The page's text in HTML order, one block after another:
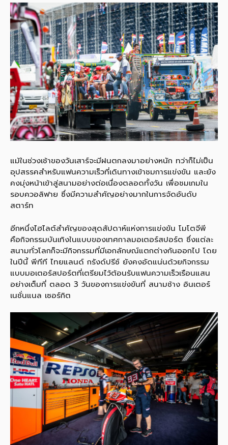
แม้ในช่วงเช้าของวันเสาร์จะมีฝนตกลงมาอย่างหนัก ทว่าก็ไม่เป็น
อุปสรรคสำหรับแฟนความเร็วที่เดินทางเข้าชมการแข่งขัน และยัง
คงมุ่งหน้าเข้าสู่สนามอย่างต่อเนื่องตลอดทั้งวัน เพื่อชมเกมใน
รอบควอลิฟาย ซึ่งมีความสำคัญอย่างมากในการจัดอันดับ
สตาร์ท
อีกหนึ่งไฮไลต์สำคัญของสุดสัปดาห์แห่งการแข่งขัน โมโตจีพี
คือกิจกรรมบันเทิงในแบบของเทศกาลมอเตอร์สปอร์ต ซึ่งแต่ละ
สนามทั่วโลกก็จะมีกิจกรรมที่มีเอกลักษณ์แตกต่างกันออกไป โดย
ในปีนี้ พีทีที ไทยแลนด์ กรังด์ปรีซ์ ยังคงอัดแน่นด้วยกิจกรรม
แบบมอเตอร์สปอร์ตที่เตรียมไว้ต้อนรับแฟนความเร็วเรือนแสน
อย่างเต็มที่ ตลอด 3 วันของการแข่งขันที่ สนามช้าง อินเตอร์
เนชั่นแนล เซอร์กิต